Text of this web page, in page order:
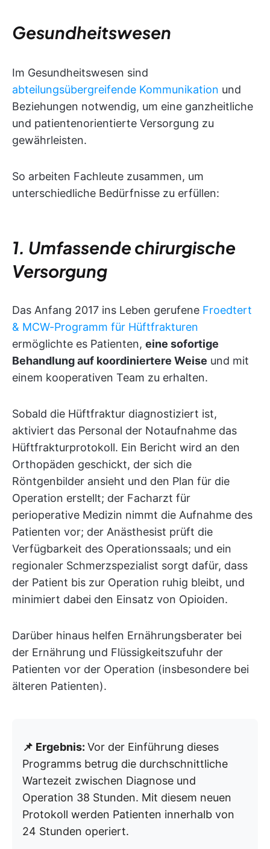
Gesundheitswesen
Im Gesundheitswesen sind
abteilungsübergreifende Kommunikation und
Beziehungen notwendig, um eine ganzheitliche
und patientenorientierte Versorgung zu
gewährleisten.
So arbeiten Fachleute zusammen, um
unterschiedliche Bedürfnisse zu erfüllen:
1. Umfassende chirurgische
Versorgung
Das Anfang 2017 ins Leben gerufene Froedtert
& MCW-Programm für Hüftfrakturen
ermöglichte es Patienten, eine sofortige
Behandlung auf koordiniertere Weise und mit
einem kooperativen Team zu erhalten.
Sobald die Hüftfraktur diagnostiziert ist,
aktiviert das Personal der Notaufnahme das
Hüftfrakturprotokoll. Ein Bericht wird an den
Orthopäden geschickt, der sich die
Röntgenbilder ansieht und den Plan für die
Operation erstellt; der Facharzt für
perioperative Medizin nimmt die Aufnahme des
Patienten vor; der Anästhesist prüft die
Verfügbarkeit des Operationssaals; und ein
regionaler Schmerzspezialist sorgt dafür, dass
der Patient bis zur Operation ruhig bleibt, und
minimiert dabei den Einsatz von Opioiden.
Darüber hinaus helfen Ernährungsberater bei
der Ernährung und Flüssigkeitszufuhr der
Patienten vor der Operation (insbesondere bei
älteren Patienten).
📌 Ergebnis: Vor der Einführung dieses
Programms betrug die durchschnittliche
Wartezeit zwischen Diagnose und
Operation 38 Stunden. Mit diesem neuen
Protokoll werden Patienten innerhalb von
24 Stunden operiert.